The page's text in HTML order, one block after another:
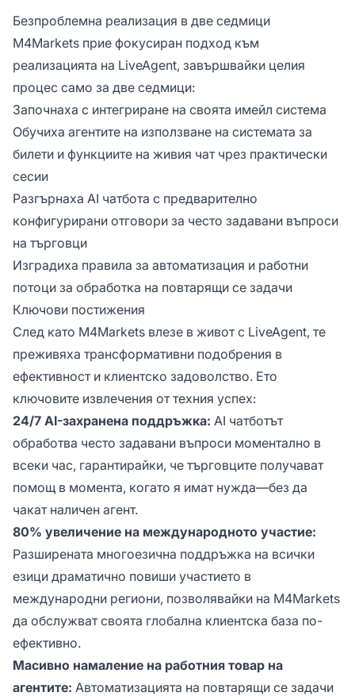
Безпроблемна реализация в две седмици
M4Markets прие фокусиран подход към
реализацията на LiveAgent, завършвайки целия
процес само за две седмици:
Започнаха с интегриране на своята имейл система
Обучиха агентите на използване на системата за
билети и функциите на живия чат чрез практически
сесии
Разгърнаха AI чатбота с предварително
конфигурирани отговори за често задавани въпроси
на търговци
Изградиха правила за автоматизация и работни
потоци за обработка на повтарящи се задачи
Ключови постижения
След като M4Markets влезе в живот с LiveAgent, те
преживяха трансформативни подобрения в
ефективност и клиентско задоволство. Ето
ключовите извлечения от техния успех:
24/7 AI-захранена поддръжка: AI чатботът
обработва често задавани въпроси моментално в
всеки час, гарантирайки, че търговците получават
помощ в момента, когато я имат нужда—без да
чакат наличен агент.
80% увеличение на международното участие:
Разширената многоезична поддръжка на всички
езици драматично повиши участието в
международни региони, позволявайки на M4Markets
да обслужват своята глобална клиентска база по-
ефективно.
Масивно намаление на работния товар на
агентите: Автоматизацията на повтарящи се задачи